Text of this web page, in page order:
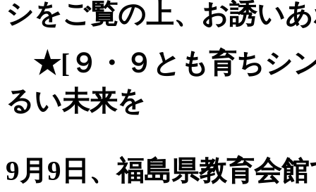
シをご覧の上、お誘い
★[９・９とも育ちシ
るい未来を
9月9日、福島県教育会